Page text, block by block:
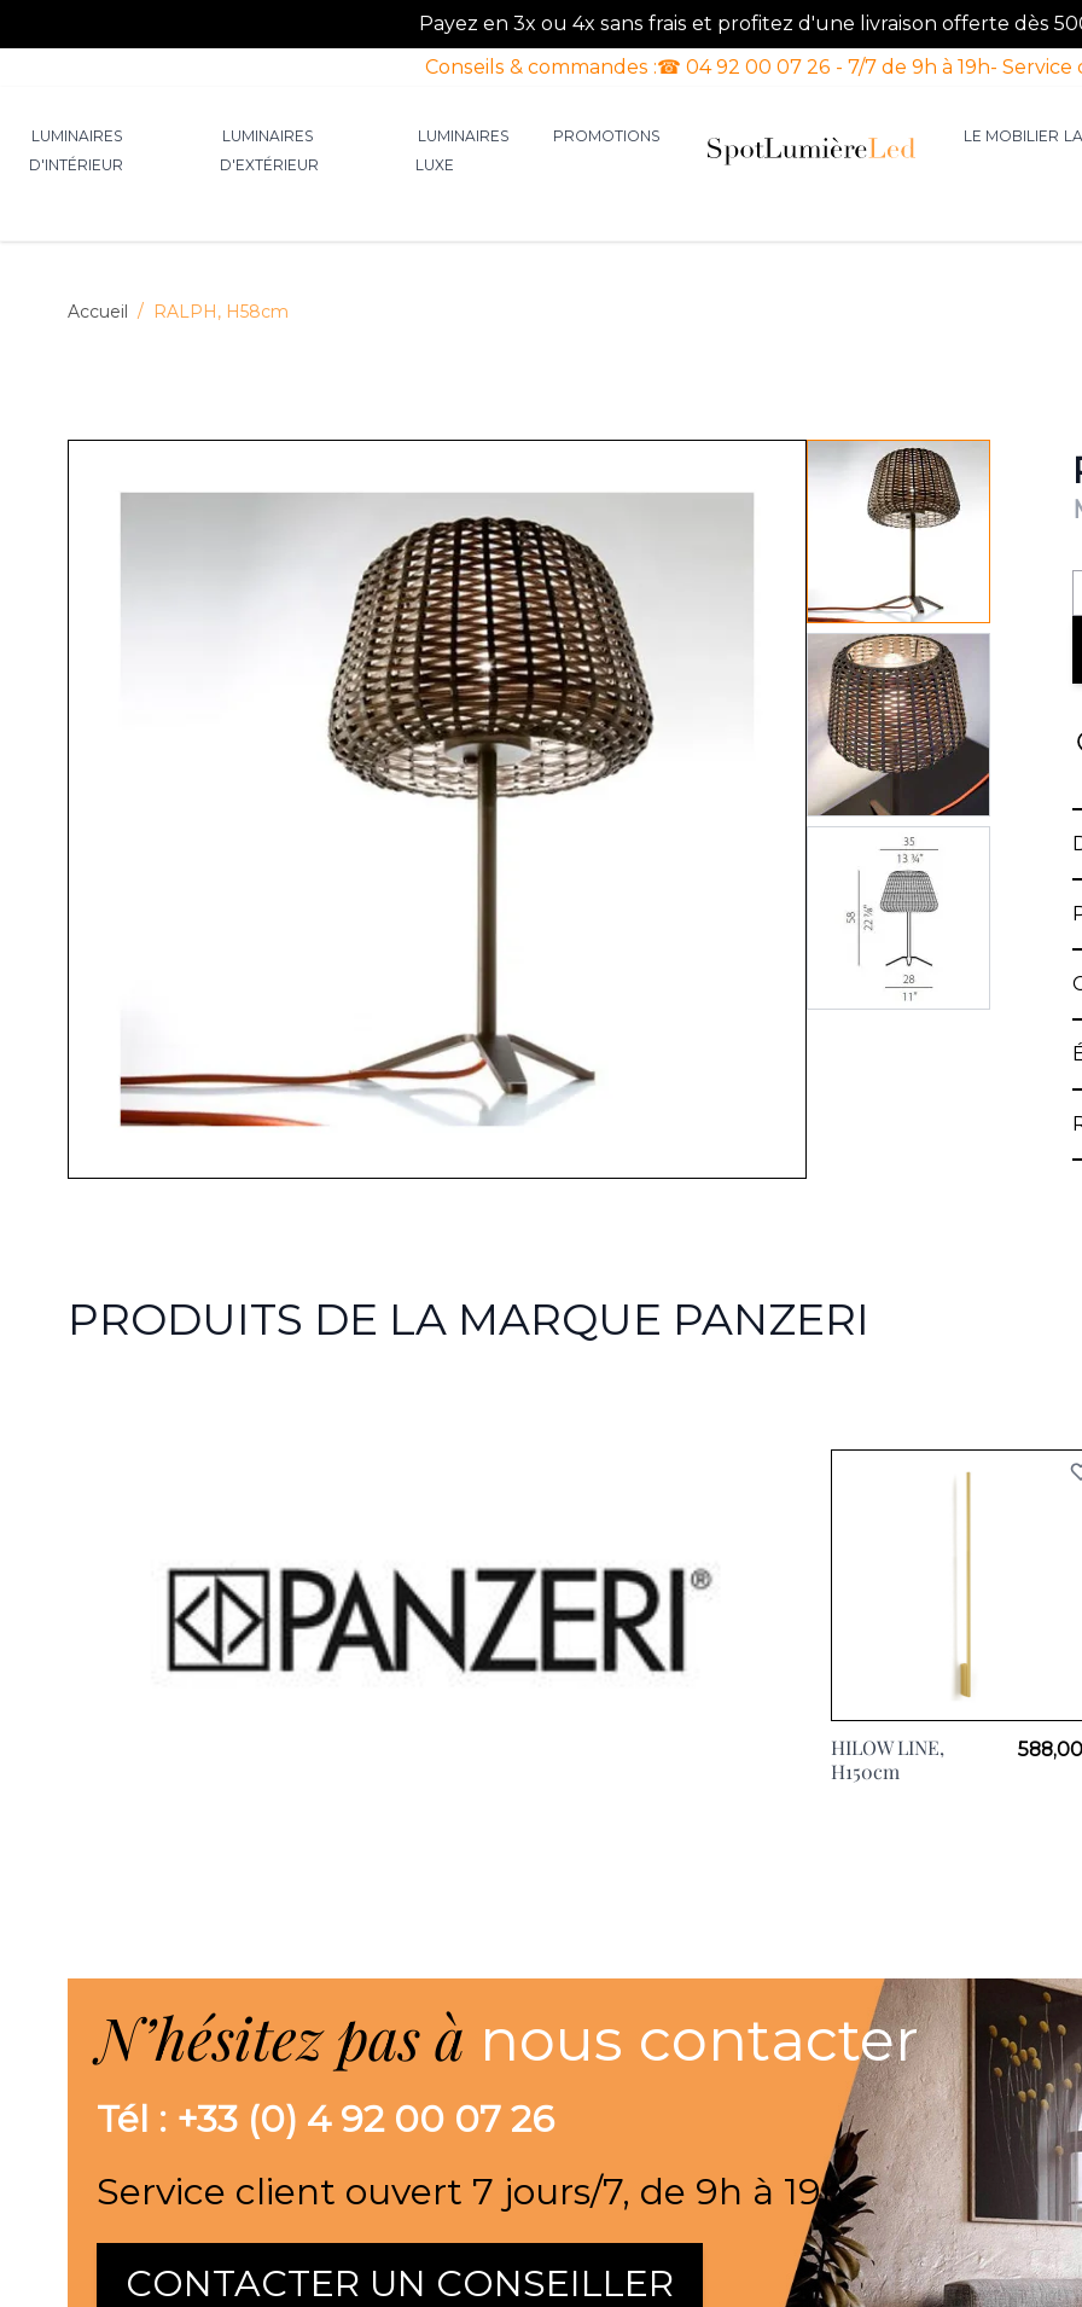
Payez en 3x ou 4x sans frais et profitez d'une livraison offerte dès
Conseils & commandes :☎ 04 92 00 07 26 - 7/7 de 9h à 19h-
LUMINAIRES
D'INTÉRIEUR
LUMINAIRES
D'EXTÉRIEUR
LUMINAIRES
LUXE
PROMOTIONS LE MOBILIER
Accueil / RALPH, H58cm
View larger image
View larger image
View larger image
PRODUITS DE LA MARQUE PANZERI
HILOW LINE,
H150cm
N’hésitez pas à nous contacter
Tél : +33 (0) 4 92 00 07 26
Service client ouvert 7 jours/7, de 9h à 19h
CONTACTER UN CONSEILLER